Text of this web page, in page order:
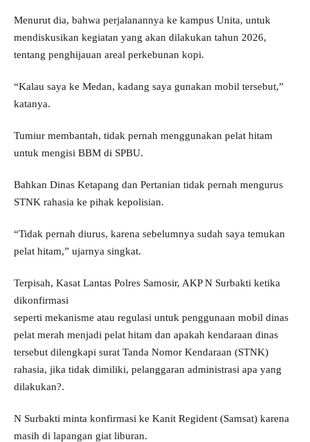
Menurut dia, bahwa perjalanannya ke kampus Unita, untuk
mendiskusikan kegiatan yang akan dilakukan tahun 2026,
tentang penghijauan areal perkebunan kopi.
“Kalau saya ke Medan, kadang saya gunakan mobil tersebut,”
katanya.
Tumiur membantah, tidak pernah menggunakan pelat hitam
untuk mengisi BBM di SPBU.
Bahkan Dinas Ketapang dan Pertanian tidak pernah mengurus
STNK rahasia ke pihak kepolisian.
“Tidak pernah diurus, karena sebelumnya sudah saya temukan
pelat hitam,” ujarnya singkat.
Terpisah, Kasat Lantas Polres Samosir, AKP N Surbakti ketika
dikonfirmasi
seperti mekanisme atau regulasi untuk penggunaan mobil dinas
pelat merah menjadi pelat hitam dan apakah kendaraan dinas
tersebut dilengkapi surat Tanda Nomor Kendaraan (STNK)
rahasia, jika tidak dimiliki, pelanggaran administrasi apa yang
dilakukan?.
N Surbakti minta konfirmasi ke Kanit Regident (Samsat) karena
masih di lapangan giat liburan.